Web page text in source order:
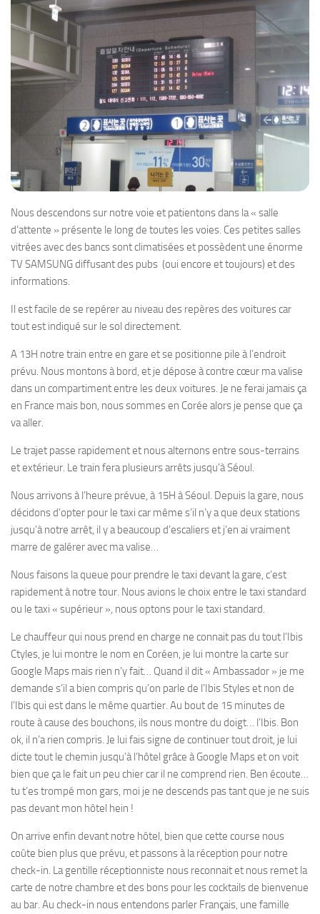
Nous descendons sur notre voie et patientons dans la « salle
d’attente » présente le long de toutes les voies. Ces petites salles
vitrées avec des bancs sont climatisées et possèdent une énorme
TV SAMSUNG diffusant des pubs (oui encore et toujours) et des
informations.
Il est facile de se repérer au niveau des repères des voitures car
tout est indiqué sur le sol directement.
A 13H notre train entre en gare et se positionne pile à l’endroit
prévu. Nous montons à bord, et je dépose à contre cœur ma valise
dans un compartiment entre les deux voitures. Je ne ferai jamais ça
en France mais bon, nous sommes en Corée alors je pense que ça
va aller.
Le trajet passe rapidement et nous alternons entre sous-terrains
et extérieur. Le train fera plusieurs arrêts jusqu’à Séoul.
Nous arrivons à l’heure prévue, à 15H à Séoul. Depuis la gare, nous
décidons d’opter pour le taxi car même s’il n’y a que deux stations
jusqu’à notre arrêt, il y a beaucoup d’escaliers et j’en ai vraiment
marre de galérer avec ma valise…
Nous faisons la queue pour prendre le taxi devant la gare, c’est
rapidement à notre tour. Nous avions le choix entre le taxi standard
ou le taxi « supérieur », nous optons pour le taxi standard.
Le chauffeur qui nous prend en charge ne connait pas du tout l’Ibis
Ctyles, je lui montre le nom en Coréen, je lui montre la carte sur
Google Maps mais rien n’y fait… Quand il dit « Ambassador » je me
demande s’il a bien compris qu’on parle de l’Ibis Styles et non de
l’Ibis qui est dans le même quartier. Au bout de 15 minutes de
route à cause des bouchons, ils nous montre du doigt… l’Ibis. Bon
ok, il n’a rien compris. Je lui fais signe de continuer tout droit, je lui
dicte tout le chemin jusqu’à l’hôtel grâce à Google Maps et on voit
bien que ça le fait un peu chier car il ne comprend rien. Ben écoute…
tu t’es trompé mon gars, moi je ne descends pas tant que je ne suis
pas devant mon hôtel hein !
On arrive enfin devant notre hôtel, bien que cette course nous
coûte bien plus que prévu, et passons à la réception pour notre
check-in. La gentille réceptionniste nous reconnait et nous remet la
carte de notre chambre et des bons pour les cocktails de bienvenue
au bar. Au check-in nous entendons parler Français, une famille